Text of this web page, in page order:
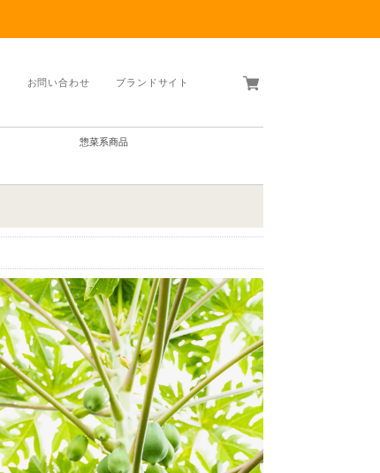
ブランドサイト
お問い合わせ
惣菜系商品